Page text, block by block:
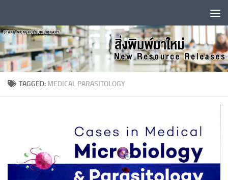
TAGGED: MEDICAL PARASITOLOGY